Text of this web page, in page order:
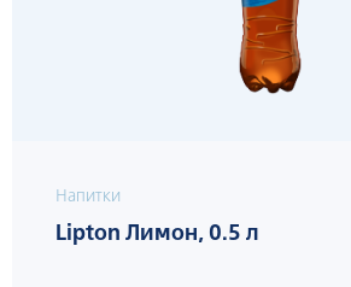
Напитки
Lipton Лимон, 0.5 л